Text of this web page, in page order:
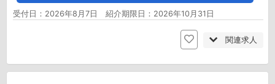
受付日：2026年8月7日 紹介期限日：2026年10月31日
関連求人